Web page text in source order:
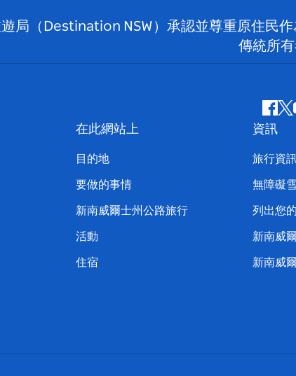
局（Destination NSW）承認並尊重原住民
傳統所有
嘰
喳
喳
在此網站上
目的地
要做的事情
新南威爾士州公路旅行
活動
住宿
資訊
旅行資
無障礙
列出您
新南威
新南威